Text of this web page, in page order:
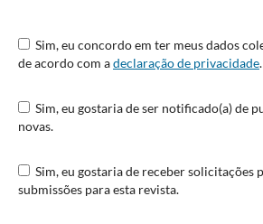
Sim, eu concordo em ter meus dados coletados e armazenados
de acordo com adeclaração de privacidade.
Sim, eu gostaria de ser notificado(a) de publicações e notícias
novas.
Sim, eu gostaria de receber solicitações para avaliar
submissões para esta revista.